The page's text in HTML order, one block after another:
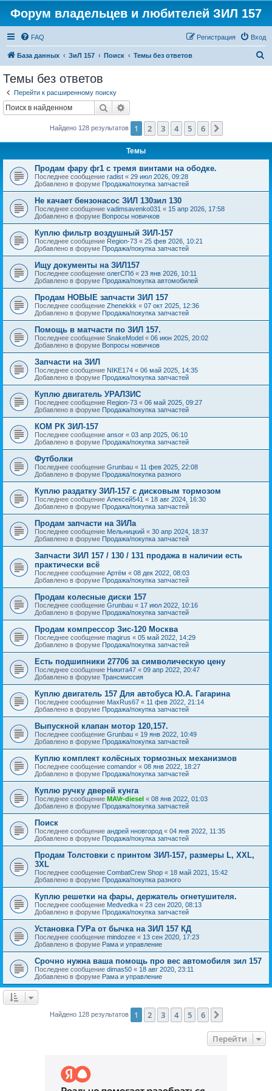
Форум владельцев и любителей ЗИЛ 157
FAQ Вход
Регистрация
База данных ЗиЛ 157 Поиск Темы без ответов
Темы без ответов
Перейти к расширенному поиску
Поиск
Найдено 128 результатов 1 2 3 4 5 6
Темы
Продам фару фг1 с тремя винтами на ободке.
Последнее сообщение radist « 29 июл 2026, 09:28
Добавлено в форуме Продажа/покупка запчастей
Не качает бензонасос ЗИЛ 130зил 130
Последнее сообщение vadimsavenko031 « 15 апр 2026, 17:58
Добавлено в форуме Вопросы новичков
Куплю фильтр воздушный ЗИЛ-157
Последнее сообщение Region-73 « 25 фев 2026, 10:21
Добавлено в форуме Продажа/покупка запчастей
Ищу документы на ЗИЛ157
Последнее сообщение олегСПб « 23 янв 2026, 10:11
Добавлено в форуме Продажа/покупка автомобилей
Продам НОВЫЕ запчасти ЗИЛ 157
Последнее сообщение Zhenekkk « 07 окт 2025, 12:36
Добавлено в форуме Продажа/покупка запчастей
Помощь в матчасти по ЗИЛ 157.
Последнее сообщение SnakeModel « 06 июн 2025, 20:02
Добавлено в форуме Вопросы новичков
Запчасти на ЗИЛ
Последнее сообщение NIKE174 « 06 май 2025, 14:35
Добавлено в форуме Продажа/покупка запчастей
Куплю двигатель УРАЛЗИС
Последнее сообщение Region-73 « 06 май 2025, 09:27
Добавлено в форуме Продажа/покупка запчастей
КОМ РК ЗИЛ-157
Последнее сообщение ansor « 03 апр 2025, 06:10
Добавлено в форуме Продажа/покупка запчастей
Футболки
Последнее сообщение Grunbau « 11 фев 2025, 22:08
Добавлено в форуме Продажа/покупка разного
Куплю раздатку ЗИЛ-157 с дисковым тормозом
Последнее сообщение Алексей541 « 18 авг 2024, 16:30
Добавлено в форуме Продажа/покупка запчастей
Продам запчасти на ЗИЛа
Последнее сообщение Мельницкий « 30 апр 2024, 18:37
Добавлено в форуме Продажа/покупка запчастей
Запчасти ЗИЛ 157 / 130 / 131 продажа в наличии есть
практически всё
Последнее сообщение Артём « 08 дек 2022, 08:03
Добавлено в форуме Продажа/покупка запчастей
Продам колесные диски 157
Последнее сообщение Grunbau « 17 июл 2022, 10:16
Добавлено в форуме Продажа/покупка запчастей
Продам компрессор Зис-120 Москва
Последнее сообщение magirus « 05 май 2022, 14:29
Добавлено в форуме Продажа/покупка запчастей
Есть подшипники 27706 за символическую цену
Последнее сообщение Никита47 « 09 апр 2022, 20:47
Добавлено в форуме Трансмиссия
Куплю двигатель 157 Для автобуса Ю.А. Гагарина
Последнее сообщение MaxRus67 « 11 фев 2022, 21:14
Добавлено в форуме Продажа/покупка запчастей
Выпускной клапан мотор 120,157.
Последнее сообщение Grunbau « 19 янв 2022, 10:49
Добавлено в форуме Продажа/покупка запчастей
Куплю комплект колёсных тормозных механизмов
Последнее сообщение comandor « 08 янв 2022, 18:27
Добавлено в форуме Продажа/покупка запчастей
Куплю ручку дверей кунга
Последнее сообщение MAVr-diesel « 08 янв 2022, 01:03
Добавлено в форуме Продажа/покупка запчастей
Поиск
Последнее сообщение андрей нновгород « 04 янв 2022, 11:35
Добавлено в форуме Продажа/покупка запчастей
Продам Толстовки с принтом ЗИЛ-157, размеры L, XXL,
3XL
Последнее сообщение CombatCrew Shop « 18 май 2021, 15:42
Добавлено в форуме Продажа/покупка разного
Куплю решетки на фары, держатель огнетушителя.
Последнее сообщение Medvedka « 23 сен 2020, 08:13
Добавлено в форуме Продажа/покупка запчастей
Установка ГУРа от бычка на ЗИЛ 157 КД
Последнее сообщение mindozee « 13 сен 2020, 17:23
Добавлено в форуме Рама и управление
Срочно нужна ваша помощь про вес автомобиля зил 157
Последнее сообщение dimas50 « 18 авг 2020, 23:11
Добавлено в форуме Рама и управление
Найдено 128 результатов 1 2 3 4 5 6
Перейти